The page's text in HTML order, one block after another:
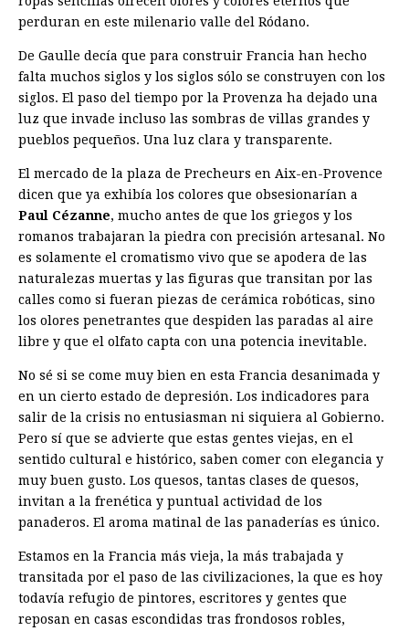
perduran en este milenario valle del Ródano.
De Gaulle decía que para construir Francia han hecho
falta muchos siglos y los siglos sólo se construyen con los
siglos. El paso del tiempo por la Provenza ha dejado una
luz que invade incluso las sombras de villas grandes y
pueblos pequeños. Una luz clara y transparente.
El mercado de la plaza de Precheurs en Aix-en-Provence
dicen que ya exhibía los colores que obsesionarían a
Paul Cézanne, mucho antes de que los griegos y los
romanos trabajaran la piedra con precisión artesanal. No
es solamente el cromatismo vivo que se apodera de las
naturalezas muertas y las figuras que transitan por las
calles como si fueran piezas de cerámica robóticas, sino
los olores penetrantes que despiden las paradas al aire
libre y que el olfato capta con una potencia inevitable.
No sé si se come muy bien en esta Francia desanimada y
en un cierto estado de depresión. Los indicadores para
salir de la crisis no entusiasman ni siquiera al Gobierno.
Pero sí que se advierte que estas gentes viejas, en el
sentido cultural e histórico, saben comer con elegancia y
muy buen gusto. Los quesos, tantas clases de quesos,
invitan a la frenética y puntual actividad de los
panaderos. El aroma matinal de las panaderías es único.
Estamos en la Francia más vieja, la más trabajada y
transitada por el paso de las civilizaciones, la que es hoy
todavía refugio de pintores, escritores y gentes que
reposan en casas escondidas tras frondosos robles,